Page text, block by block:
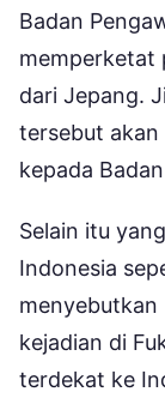
Badan
memperketat
dari Jepang.
tersebut akan
kepada
Selain itu
Indonesia
kejadian di
terdekat ke